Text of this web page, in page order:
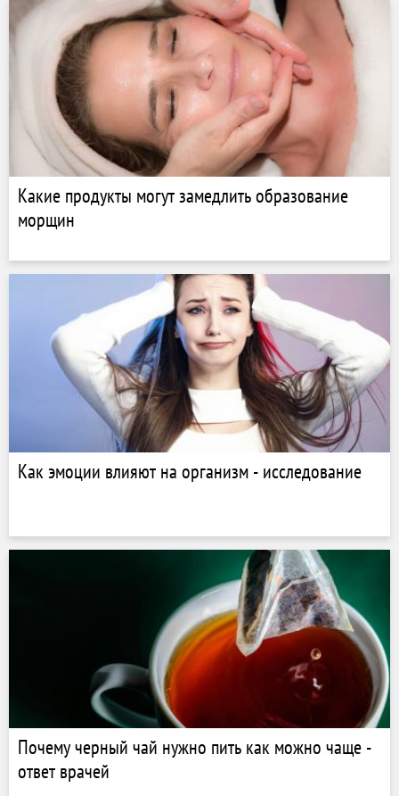
Какие продукты могут замедлить образование
морщин
Как эмоции влияют на организм - исследование
Почему черный чай нужно пить как можно чаще -
ответ врачей